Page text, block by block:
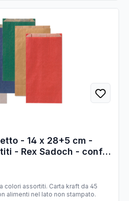
- 14 x 28+5 cm -
- Rex Sadoch - conf.
colori assortiti. Carta kraft da 45
alimenti nel lato non stampato.